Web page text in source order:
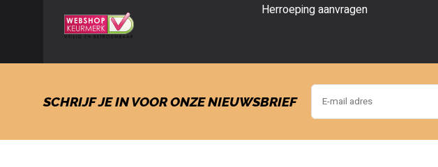
Herroeping aanvragen
SCHRIJF JE IN VOOR ONZE NIEUWSBRIEF